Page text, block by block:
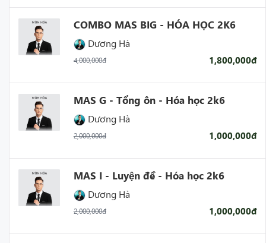
COMBO MAS BIG - HÓA HỌC 2K6
Dương Hà
4,000,000đ 1,800,000đ
MAS G - Tổng ôn - Hóa học 2k6
Dương Hà
2,000,000đ 1,000,000đ
MAS I - Luyện đề - Hóa học 2k6
Dương Hà
2,000,000đ 1,000,000đ